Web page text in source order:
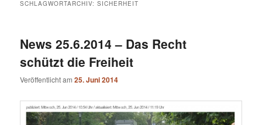
SCHLAGWORTARCHIV:SICHERHEIT
News 25.6.2014 – Das Recht
schützt die Freiheit
Veröffentlicht am25. Juni 2014